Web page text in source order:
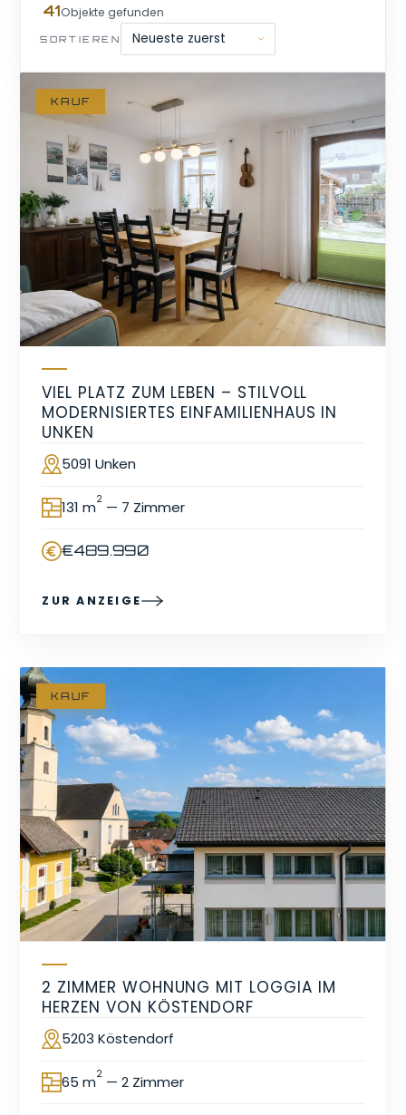
41Objekte gefunden
SORTIEREN
KAUF
VIEL PLATZ ZUM LEBEN – STILVOLL
MODERNISIERTES EINFAMILIENHAUS IN
UNKEN
Ort5091 Unken
Fläche
131 m2 — 7 Zimmer
Preis
€489.990
ZUR ANZEIGE
KAUF
2 ZIMMER WOHNUNG MIT LOGGIA IM
HERZEN VON KÖSTENDORF
Ort5203 Köstendorf
Fläche
65 m2 — 2 Zimmer